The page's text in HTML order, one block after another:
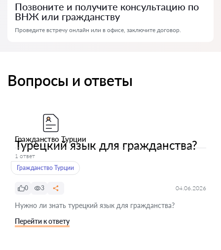
Позвоните и получите консультацию по
ВНЖ или гражданству
Проведите встречу онлайн или в офисе, заключите договор.
Вопросы и ответы
Гражданство Турции
Турецкий язык для гражданства?
1 ответ
Гражданство Турции
0 3 04.06.2026
Нужно ли знать турецкий язык для гражданства?
Перейти к ответу